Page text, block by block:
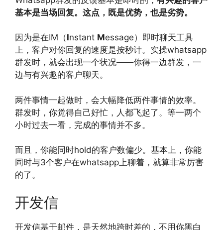
基本是当场回复。这点，既是优势，也是劣势。
因为是在IM（Instant Message）即时聊天工具
上，客户对你回复的速度是按秒计。实操whatsapp
群发时，就会出现一个状况——你得一边群发，一
边与有兴趣的客户聊天。
两件事情一起做时，会大幅降低两件事情的效率。
群发时，你觉得自己好忙，人都飞起了。等一两个
小时过去一看，完成的事情并不多。
而且，你能同时hold的客户数偏少。基本上，你能
同时与3个客户在whatsapp上聊着，就算非常厉害
的了。
开发信
开发信基于邮件，是天然地跨时差的，不用你黑白